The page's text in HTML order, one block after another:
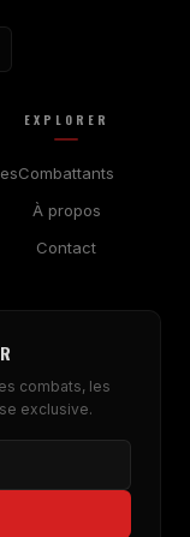
EXPLORER
Combattants
À propos
Contact
combats, les
exclusive.